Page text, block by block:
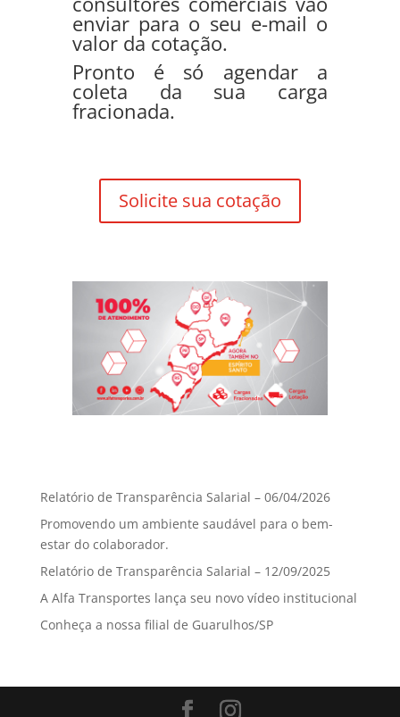
enviar para o seu e-mail o
valor da cotação.
Pronto é só agendar a
coleta da sua carga
fracionada.
Solicite sua cotação
Relatório de Transparência Salarial – 06/04/2026
Promovendo um ambiente saudável para o bem-
estar do colaborador.
Relatório de Transparência Salarial – 12/09/2025
A Alfa Transportes lança seu novo vídeo institucional
Conheça a nossa filial de Guarulhos/SP